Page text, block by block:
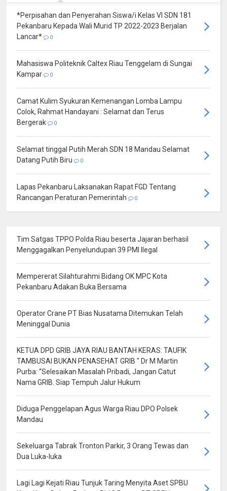
*Perpisahan dan Penyerahan Siswa/i Kelas VI SDN 181
Pekanbaru Kepada Wali Murid TP 2022-2023 Berjalan
Lancar*
0
Mahasiswa Politeknik Caltex Riau Tenggelam di Sungai
Kampar
0
Camat Kulim Syukuran Kemenangan Lomba Lampu
Colok, Rahmat Handayani : Selamat dan Terus
Bergerak
0
Selamat tinggal Putih Merah SDN 18 Mandau Selamat
Datang Putih Biru
0
Lapas Pekanbaru Laksanakan Rapat FGD Tentang
Rancangan Peraturan Pemerintah
0
Tim Satgas TPPO Polda Riau beserta Jajaran berhasil
Menggagalkan Penyelundupan 39 PMI Ilegal
Mempererat Silahturahmi Bidang OK MPC Kota
Pekanbaru Adakan Buka Bersama
Operator Crane PT Bias Nusatama Ditemukan Telah
Meninggal Dunia
KETUA DPD GRIB JAYA RIAU BANTAH KERAS: TAUFIK
TAMBUSAI BUKAN PENASEHAT GRIB " Dr M Martin
Purba: “Selesaikan Masalah Pribadi, Jangan Catut
Nama GRIB. Siap Tempuh Jalur Hukum
Diduga Penggelapan Agus Warga Riau DPO Polsek
Mandau
Sekeluarga Tabrak Tronton Parkir, 3 Orang Tewas dan
Dua Luka-luka
Lagi Lagi Kejati Riau Tunjuk Taring Menyita Aset SPBU